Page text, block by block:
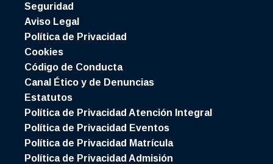
Seguridad
Aviso Legal
Política de Privacidad
Cookies
Código de Conducta
Canal Ético y de Denuncias
Estatutos
Política de Privacidad Atención Integral
Política de Privacidad Eventos
Política de Privacidad Matrícula
Política de Privacidad Admisión